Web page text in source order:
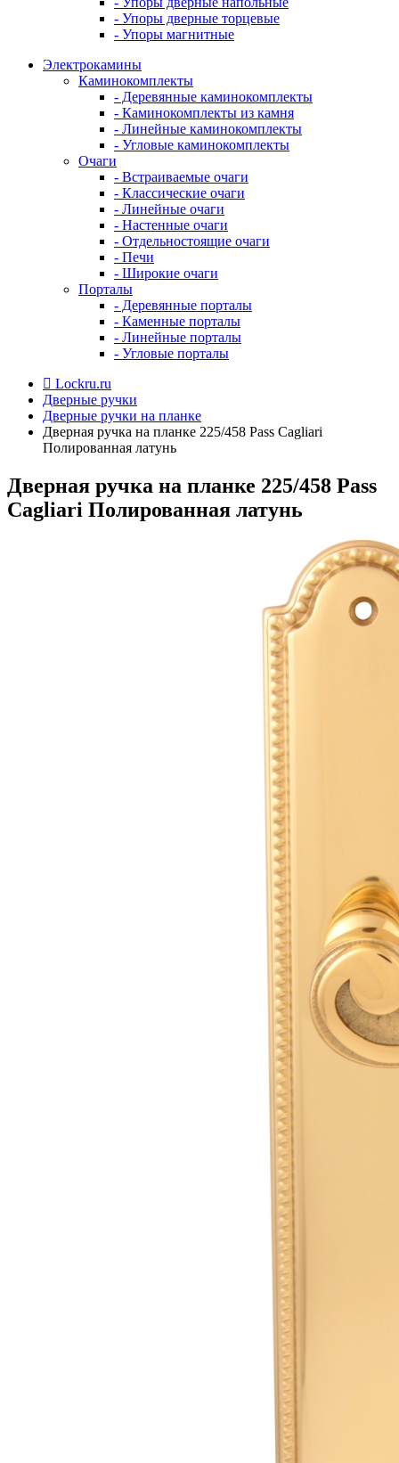
- Упоры дверные торцевые
- Упоры магнитные
Электрокамины
Каминокомплекты
- Деревянные каминокомплекты
- Каминокомплекты из камня
- Линейные каминокомплекты
- Угловые каминокомплекты
Очаги
- Встраиваемые очаги
- Классические очаги
- Линейные очаги
- Настенные очаги
- Отдельностоящие очаги
- Печи
- Широкие очаги
Порталы
- Деревянные порталы
- Каменные порталы
- Линейные порталы
- Угловые порталы
Lockru.ru
Дверные ручки
Дверные ручки на планке
Дверная ручка на планке 225/458 Pass Cagliari
Полированная латунь
Дверная ручка на планке 225/458 Pass
Cagliari Полированная латунь